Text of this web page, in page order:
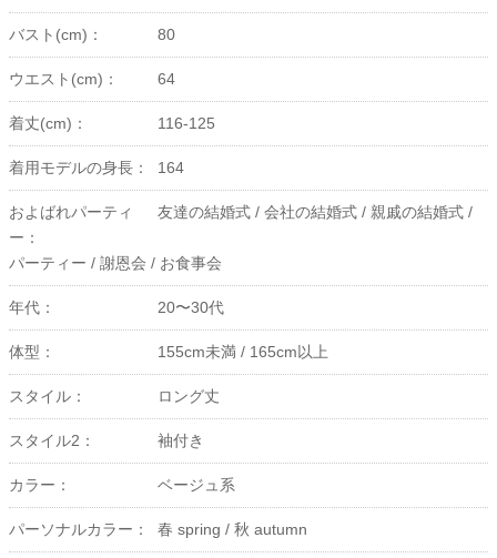
バスト(cm)： 80
ウエスト(cm)： 64
着丈(cm)： 116-125
着用モデルの身長： 164
およばれパーティ
ー：
友達の結婚式 / 会社の結婚式 / 親戚の結婚式 /
パーティー / 謝恩会 / お食事会
年代： 20〜30代
体型： 155cm未満 / 165cm以上
スタイル： ロング丈
スタイル2： 袖付き
カラー： ベージュ系
パーソナルカラー： 春 spring / 秋 autumn